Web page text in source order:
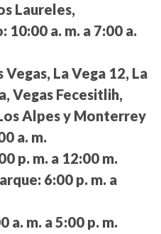
Laureles,
10:00 a. m. a 7:00 a.
La Vega 12, La
Vegas Fecesitlih,
Alpes y Monterrey
a. m.
p. m. a 12:00 m.
6:00 p. m. a
a. m. a 5:00 p. m.